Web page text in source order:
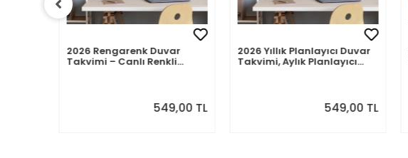
2026 Rengarenk Duvar
Takvimi – Canlı Renkli
549,00 TL
2026 Yıllık Planlayıcı Duvar
Takvimi, Aylık Planlayıcı
549,00 TL